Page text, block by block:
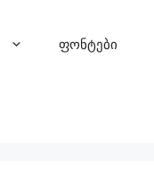
ფონტები